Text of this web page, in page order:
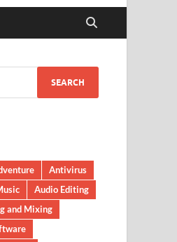
Antivirus
Audio Editing
and Mixing